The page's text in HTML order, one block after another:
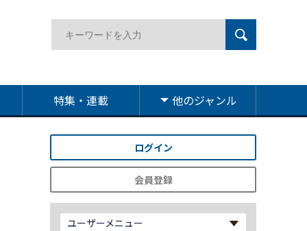
特集・連載 他のジャンル
ログイン
会員登録
ユーザーメニュー